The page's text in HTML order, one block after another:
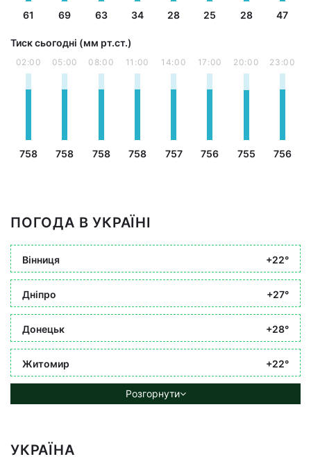
61 69 63 34 28 25 28 47
Тиск сьогодні (мм рт.ст.)
02:00
758
05:00
758
08:00
758
11:00
758
14:00
757
17:00
756
20:00
755
23:00
756
ПОГОДА В УКРАЇНІ
Вінниця +22°
Дніпро +27°
Донецьк +28°
Житомир +22°
Розгорнути
УКРАЇНА